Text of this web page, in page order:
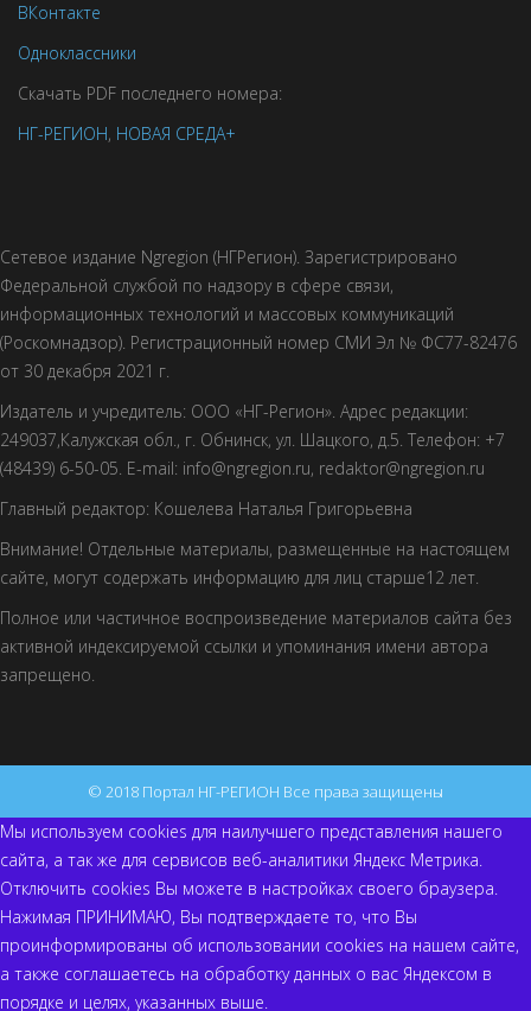
ВКонтакте
Одноклассники
Скачать PDF последнего номера:
НГ-РЕГИОН, НОВАЯ СРЕДА+
Сетевое издание Ngregion (НГРегион). Зарегистрировано
Федеральной службой по надзору в сфере связи,
информационных технологий и массовых коммуникаций
(Роскомнадзор). Регистрационный номер СМИ Эл № ФС77-82476
от 30 декабря 2021 г.
Издатель и учредитель: ООО «НГ-Регион». Адрес редакции:
249037,Калужская обл., г. Обнинск, ул. Шацкого, д.5. Телефон: +7
(48439) 6-50-05. E-mail: info@ngregion.ru, redaktor@ngregion.ru
Главный редактор: Кошелева Наталья Григорьевна
Внимание! Отдельные материалы, размещенные на настоящем
сайте, могут содержать информацию для лиц старше12 лет.
Полное или частичное воспроизведение материалов сайта без
активной индексируемой ссылки и упоминания имени автора
запрещено.
© 2018 Портал НГ-РЕГИОН Все права защищены
Мы используем cookies для наилучшего представления нашего
сайта, а так же для сервисов веб-аналитики Яндекс Метрика.
Отключить cookies Вы можете в настройках своего браузера.
Нажимая ПРИНИМАЮ, Вы подтверждаете то, что Вы
проинформированы об использовании cookies на нашем сайте,
а также соглашаетесь на обработку данных о вас Яндексом в
порядке и целях, указанных выше.